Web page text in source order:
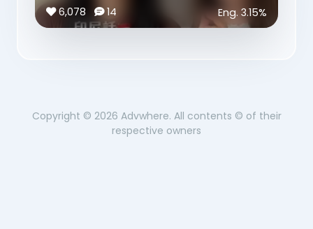
medicube_hk_official
#medicube #medicubeHK #BoosterProX2
#肌研 #HadaLabo #水光Crush棉片 #微酸crush棉
片
6,078 14 Eng. 3.15%
Copyright © 2026 Advwhere. All contents © of their
respective owners